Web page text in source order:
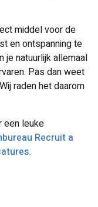
middel voor de
en ontspanning te
je natuurlijk allemaal
Pas dan weet
raden het daarom
een leuke
Recruit a